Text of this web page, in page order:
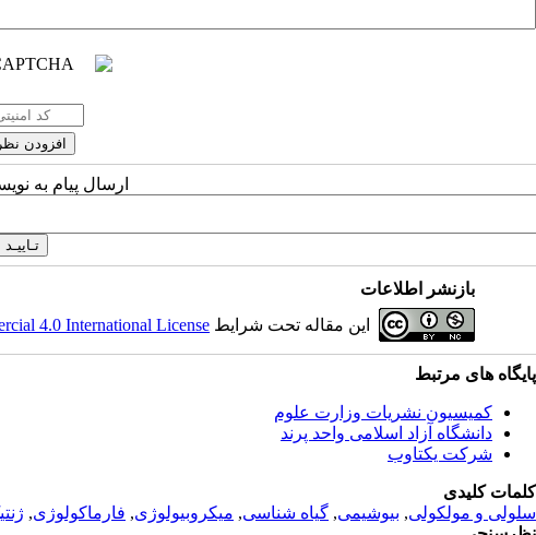
ارسال پیام به
بازنشر اطلاعات
این مقاله تحت شرایط 4.0 International License
پایگاه های مرتبط
کمیسیون نشریات وزارت علوم
دانشگاه آزاد اسلامی واحد پرند
شرکت یکتاوب
کلمات کلیدی
سلولی و مولکولی, بیوشیمی, گیاه شناسی, میکروبیولوژی, فارماکولوژی,